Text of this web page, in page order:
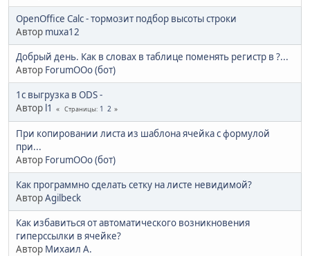
OpenOffice Calc - тормозит подбор высоты строки
Автор muxa12
Добрый день. Как в словах в таблице поменять регистр в ?...
Автор ForumOOo (бот)
1с выгрузка в ODS -
Автор l1 Страницы 1 2
При копировании листа из шаблона ячейка с формулой
при...
Автор ForumOOo (бот)
Как программно сделать сетку на листе невидимой?
АвторAgilbeck
Как избавиться от автоматического возникновения
гиперссылки в ячейке?
Автор Михаил А.